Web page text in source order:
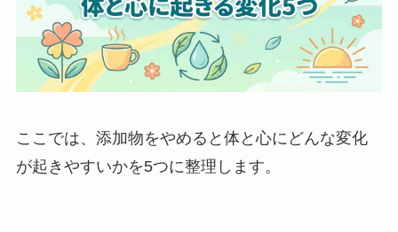
ここでは、添加物をやめると体と心にどんな変化
が起きやすいかを5つに整理します。